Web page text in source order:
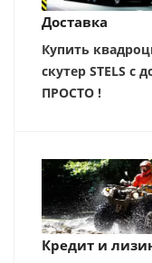
Доставка
Купить
скутер STELS с
ПРОСТО !
Кредит и